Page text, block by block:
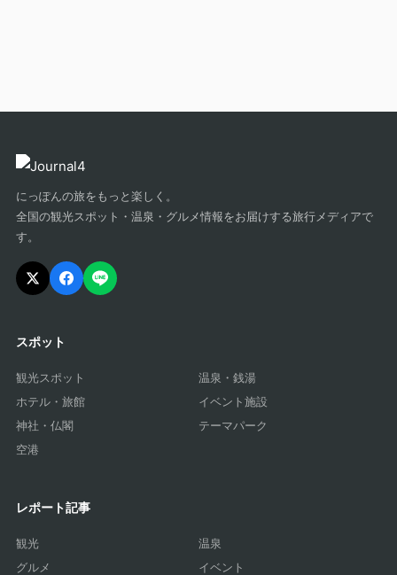
にっぽんの旅をもっと楽しく。
全国の観光スポット・温泉・グルメ情報をお届けする旅行メディアで
す。
スポット
観光スポット
温泉・銭湯
ホテル・旅館
イベント施設
神社・仏閣
テーマパーク
空港
レポート記事
観光
温泉
グルメ
イベント